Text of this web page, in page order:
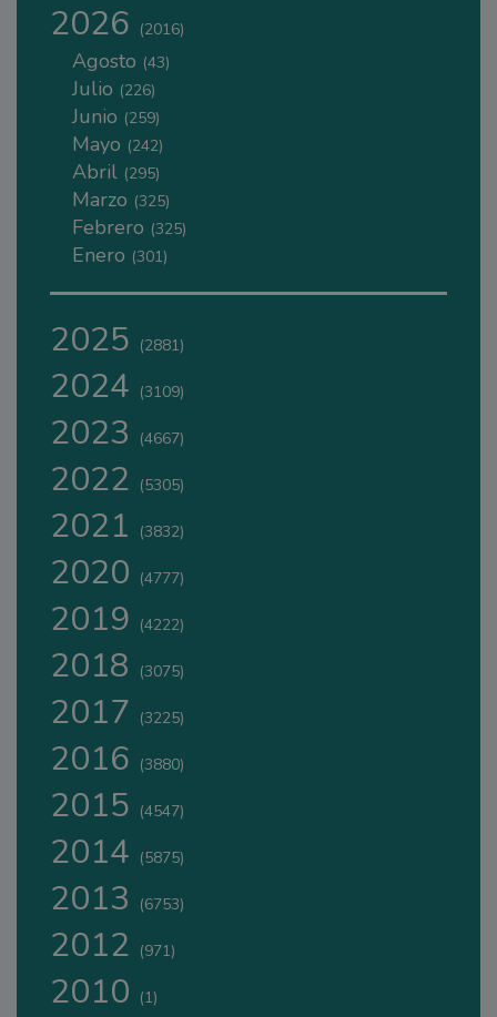
2026 (2016)
Agosto (43)
Julio (226)
Junio (259)
Mayo (242)
Abril (295)
Marzo (325)
Febrero (325)
Enero (301)
2025 (2881)
2024 (3109)
2023 (4667)
2022 (5305)
2021 (3832)
2020 (4777)
2019 (4222)
2018 (3075)
2017 (3225)
2016 (3880)
2015 (4547)
2014 (5875)
2013 (6753)
2012 (971)
2010 (1)